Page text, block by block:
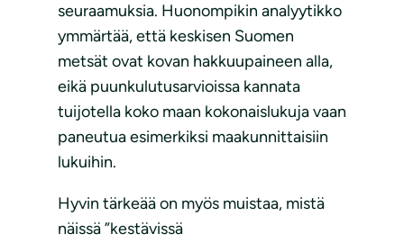
seuraamuksia. Huonompikin analyytikko
ymmärtää, että keskisen Suomen
metsät ovat kovan hakkuupaineen alla,
eikä puunkulutusarvioissa kannata
tuijotella koko maan kokonaislukuja vaan
paneutua esimerkiksi maakunnittaisiin
lukuihin.
Hyvin tärkeää on myös muistaa, mistä
näissä ”kestävissä